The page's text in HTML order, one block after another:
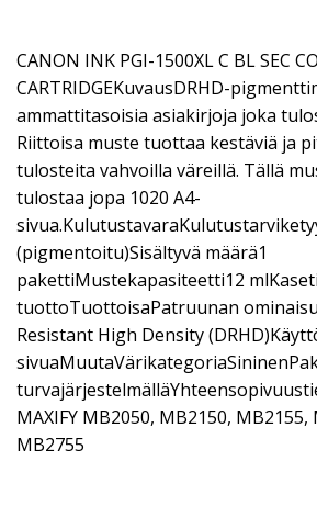
CANON INK PGI-1500XL C BL SEC
CARTRIDGEKuvausDRHD-
ammattitasoisia asiakirjoja joka
Riittoisa muste tuottaa kestäviä ja
tulosteita vahvoilla väreillä. Tällä
tulostaa jopa 1020 A4-
(pigmentoitu)Sisältyvä määrä1
pakettiMustekapasiteetti12
tuottoTuottoisaPatruunan
Resistant High Density
MAXIFY MB2050, MB2150,
MB2755